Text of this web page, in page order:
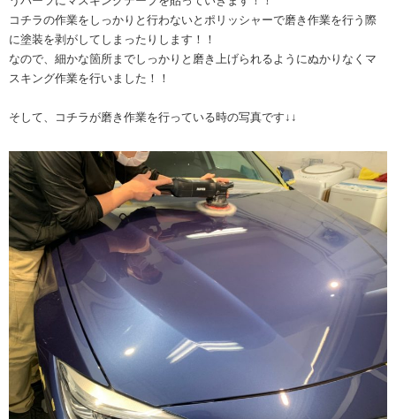
コチラの作業をしっかりと行わないとポリッシャーで磨き作業を行う際
に塗装を剥がしてしまったりします！！
なので、細かな箇所までしっかりと磨き上げられるようにぬかりなくマ
スキング作業を行いました！！
そして、コチラが磨き作業を行っている時の写真です↓↓